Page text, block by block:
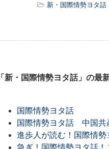
新・国際情勢ヨタ話
「新・国際情勢ヨタ話」の最
国際情勢ヨタ話
国際情勢ヨタ話 中国共
進歩人が読む！国際情勢
急ぎ！国際情勢ヨタ話！